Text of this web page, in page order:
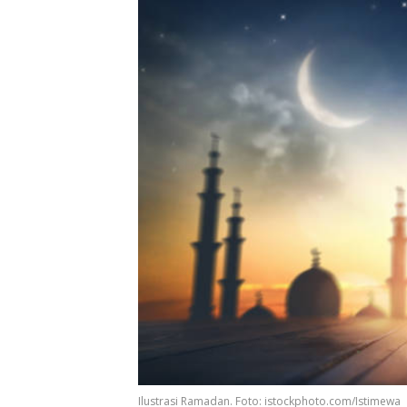
Ilustrasi Ramadan. Foto: istockphoto.com/Istimewa